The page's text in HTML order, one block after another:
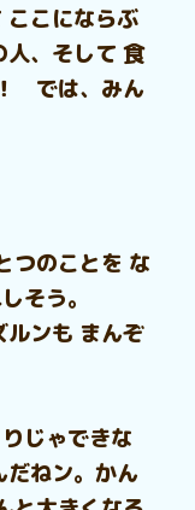
ここにならぶ
人、そして 食
では、みん
つのことを な
そう。
ルンも まんぞ
じゃできな
だねン。かん